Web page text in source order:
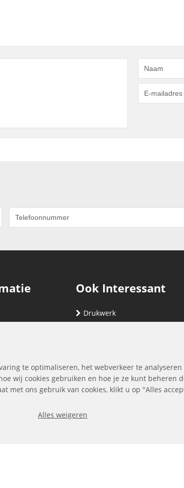
Ook Interessant
Drukwerk
te optimaliseren, het webverkeer te
wij cookies gebruiken en hoe je ze kunt beheren
met ons gebruik van cookies, klikt u op "Alles
Alles weigeren